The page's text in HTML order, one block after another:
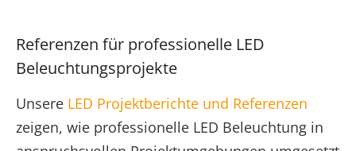
Referenzen für professionelle LED
Beleuchtungsprojekte
Unsere LED Projektberichte und Referenzen
zeigen, wie professionelle LED Beleuchtung in